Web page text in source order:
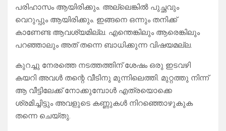
പരിഹാസം ആയിരിക്കും. അല്ലെങ്കിൽ പുച്ഛവും
വെറുപ്പും ആയിരിക്കും. ഇങ്ങനെ ഒന്നും തനിക്ക്
കാണേണ്ട ആവശ്യമില്ല. എന്തെങ്കിലും ആരെങ്കിലും
പറഞ്ഞാലും അത് തന്നെ ബാധിക്കുന്ന വിഷയമല്ല.
കുറച്ചു നേരത്തെ നടത്തത്തിന് ശേഷം ഒരു ഇടവഴി
കയറി അവൾ തന്റെ വീടിനു മുന്നിലെത്തി. മുറ്റത്തു നിന്ന്
ആ വീട്ടിലേക്ക് നോക്കുമ്പോൾ എത്രയൊക്കെ
ശ്രമിച്ചിട്ടും അവളുടെ കണ്ണുകൾ നിറഞ്ഞൊഴുകുക
തന്നെ ചെയ്തു.